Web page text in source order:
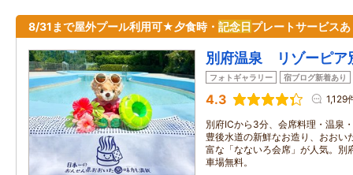
8/31まで屋外プール利用可★夕食時・ 記念日プレートサービスあ
別府温泉 リゾーピア
フォトギャラリー 宿ブログ新着あり
4.3 1,129
別府ICから3分、会席料理・温泉
豊後水道の新鮮なお造り、おおい
富な「なないろ会席」が人気。別
車場無料。